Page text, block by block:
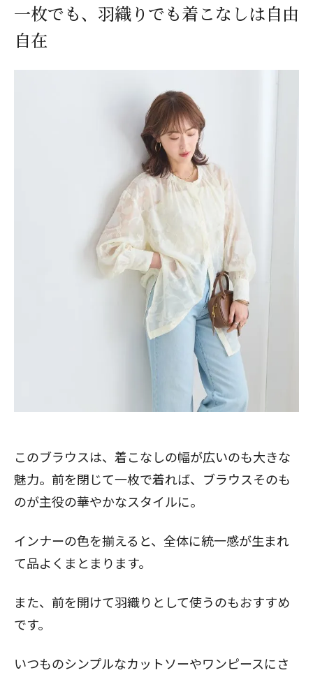
一枚でも、羽織りでも着こなしは自由
自在
このブラウスは、着こなしの幅が広いのも大きな
魅力。前を閉じて一枚で着れば、ブラウスそのも
のが主役の華やかなスタイルに。
インナーの色を揃えると、全体に統一感が生まれ
て品よくまとまります。
また、前を開けて羽織りとして使うのもおすすめ
です。
いつものシンプルなカットソーやワンピースにさ